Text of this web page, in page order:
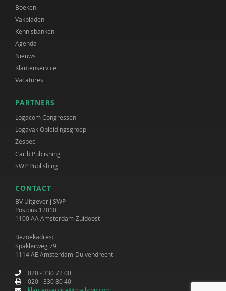
Boeken
Vakbladen
Kennisbanken
Agenda
Nieuws
Klantenservice
Vacatures
PARTNERS
Logacom Congressen
Logavak Opleidingsgroep
Zesbee
Carib Publishing
SWP Publishing
CONTACT
BV Uitgeverij SWP
Postbus 12010
1100 AA Amsterdam-Zuidoost
Bezoekadres:
Spaklerweg 79
1114 AE Amsterdam-Duivendrecht
020 - 330 72 00
020 - 330 80 40